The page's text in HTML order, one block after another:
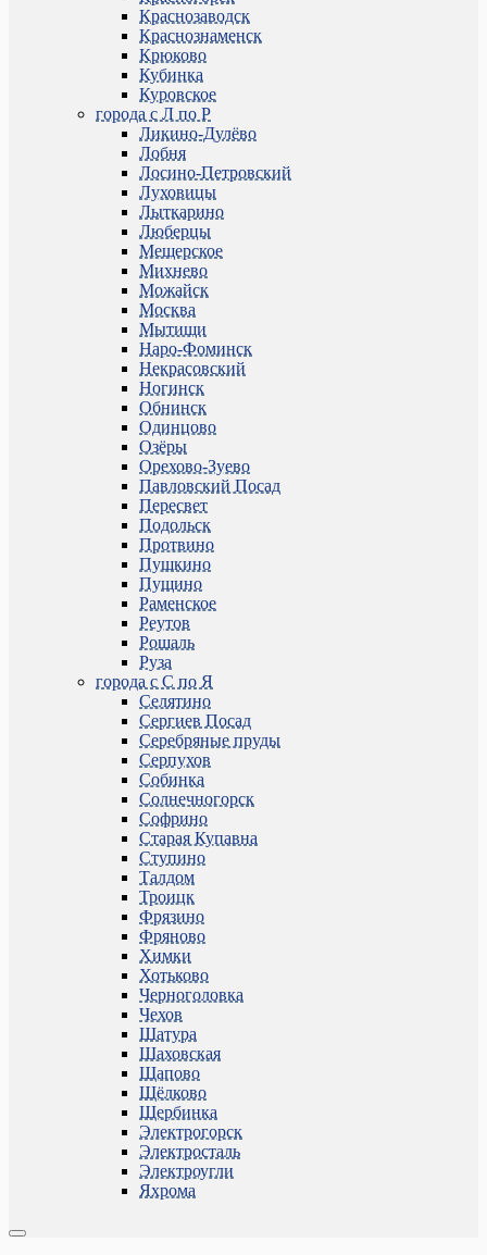
Краснозаводск
Краснознаменск
Крюково
Кубинка
Куровское
города с Л по Р
Ликино-Дулёво
Лобня
Лосино-Петровский
Луховицы
Лыткарино
Люберцы
Мещерское
Михнево
Можайск
Москва
Мытищи
Наро-Фоминск
Некрасовский
Ногинск
Обнинск
Одинцово
Озёры
Орехово-Зуево
Павловский Посад
Пересвет
Подольск
Протвино
Пушкино
Пущино
Раменское
Реутов
Рошаль
Руза
города с С по Я
Селятино
Сергиев Посад
Серебряные пруды
Серпухов
Собинка
Солнечногорск
Софрино
Старая Купавна
Ступино
Талдом
Троицк
Фрязино
Фряново
Химки
Хотьково
Черноголовка
Чехов
Шатура
Шаховская
Щапово
Щёлково
Щербинка
Электрогорск
Электросталь
Электроугли
Яхрома